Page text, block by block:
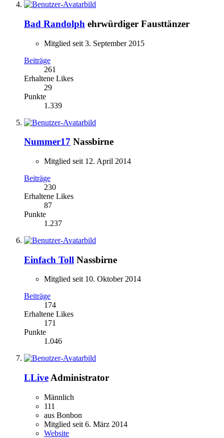
Bad Randolph ehrwürdiger Fausttänzer
Mitglied seit 3. September 2015
Beiträge
261
Erhaltene Likes
29
Punkte
1.339
Nummer17 Nassbirne
Mitglied seit 12. April 2014
Beiträge
230
Erhaltene Likes
87
Punkte
1.237
Einfach Toll Nassbirne
Mitglied seit 10. Oktober 2014
Beiträge
174
Erhaltene Likes
171
Punkte
1.046
LLive Administrator
Männlich
111
aus Bonbon
Mitglied seit 6. März 2014
Website